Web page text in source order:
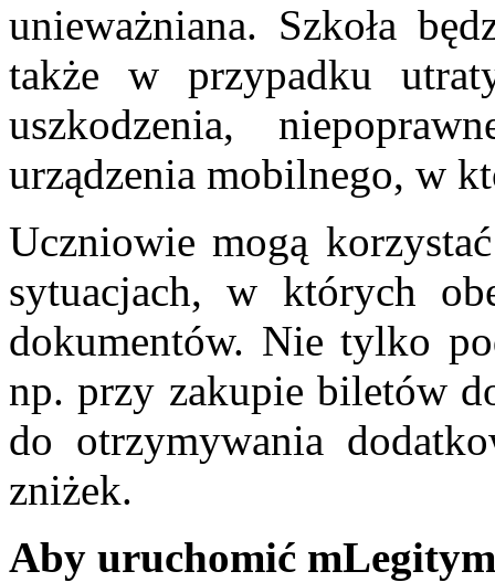
unieważniana. Szkoła
także w przypadku
uszkodzenia,
urządzenia mobilnego, w
Uczniowie mogą
sytuacjach, w których
dokumentów. Nie tylko
np. przy zakupie biletów
do otrzymywania
zniżek.
Aby uruchomić